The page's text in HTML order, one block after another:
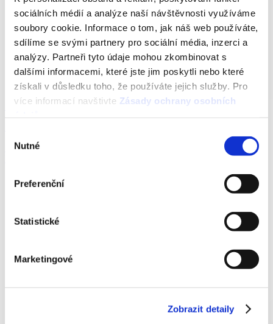
sociálních médií a analýze naší návštěvnosti využíváme
soubory cookie. Informace o tom, jak náš web používáte,
sdílíme se svými partnery pro sociální média, inzerci a
analýzy. Partneři tyto údaje mohou zkombinovat s
dalšími informacemi, které jste jim poskytli nebo které
získali v důsledku toho, že používáte jejich služby. Pro
více informací navštivte Zásady ochrany osobních
souhlasu
Nutné
Preferenční
Statistické
Marketingové
Zobrazit detaily
Solution Briefs
Zjistěte, jaké výhody přináší integrace Logmanager a Fortinet